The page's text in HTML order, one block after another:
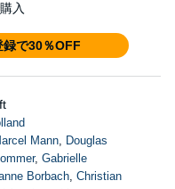
入
録で30％OFF
Mann, Douglas
, Gabrielle
Borbach, Christian